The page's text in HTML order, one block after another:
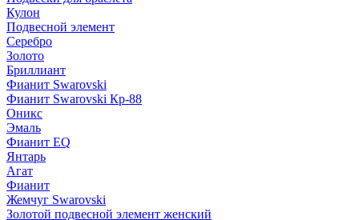
Кулон
Подвесной элемент
Серебро
Золото
Бриллиант
Фианит Swarovski
Фианит Swarovski Кр-88
Оникс
Эмаль
Фианит EQ
Янтарь
Агат
Фианит
Жемчуг Swarovski
Золотой подвесной элемент женcкий